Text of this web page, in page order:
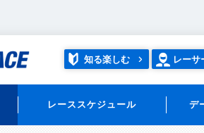
知る楽しむ レーサ
レーススケジュール デ